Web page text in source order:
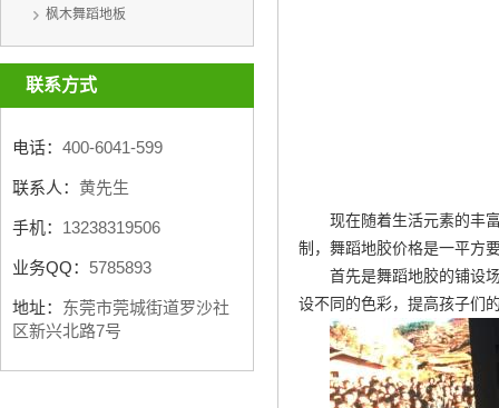
枫木舞蹈地板
联系方式
电话： 400-6041-599
联系人： 黄先生
手机： 13238319506
业务QQ： 5785893
地址： 东莞市莞城街道罗沙社
区新兴北路7号
现在随着生活元素的丰
制 ，舞蹈地胶价格是一平方
首先是舞蹈地胶的铺设
设不同的色彩，提高孩子们